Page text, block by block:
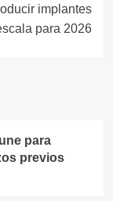
implantes
para 2026
para
previos